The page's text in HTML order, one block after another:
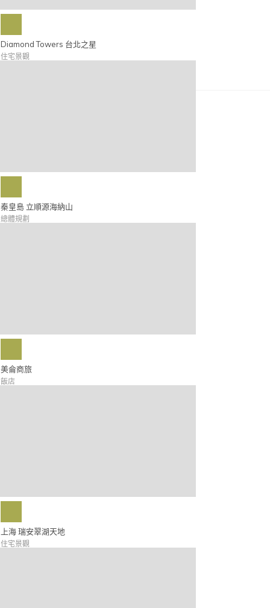
Diamond Towers 台北之星
住宅景觀
秦皇島 立順源海納山
總體規劃
美侖商旅
飯店
上海 瑞安翠湖天地
住宅景觀